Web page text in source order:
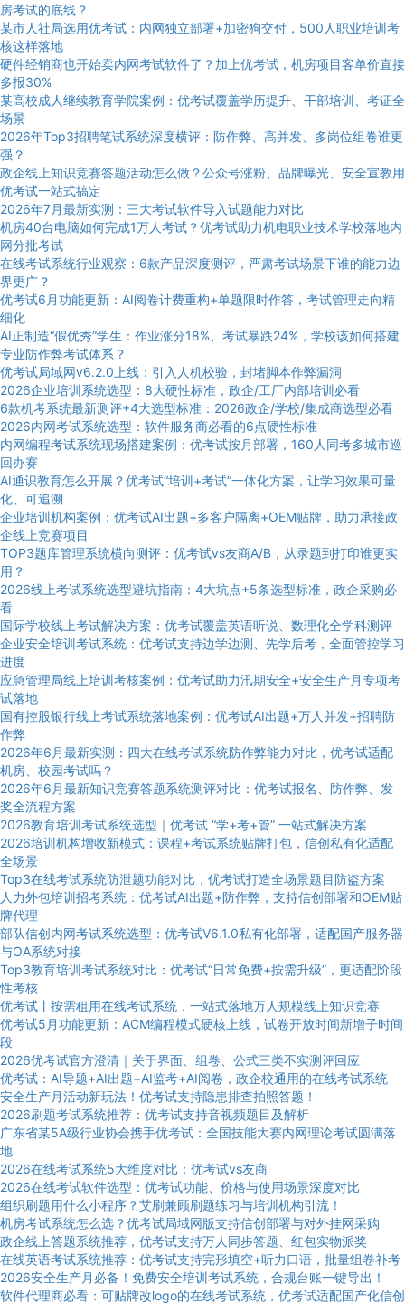
房考试的底线？
某市人社局选用优考试：内网独立部署+加密狗交付，500人职业培训考
核这样落地
硬件经销商也开始卖内网考试软件了？加上优考试，机房项目客单价直接
多报30%
某高校成人继续教育学院案例：优考试覆盖学历提升、干部培训、考证全
场景
2026年Top3招聘笔试系统深度横评：防作弊、高并发、多岗位组卷谁更
强？
政企线上知识竞赛答题活动怎么做？公众号涨粉、品牌曝光、安全宣教用
优考试一站式搞定
2026年7月最新实测：三大考试软件导入试题能力对比
机房40台电脑如何完成1万人考试？优考试助力机电职业技术学校落地内
网分批考试
在线考试系统行业观察：6款产品深度测评，严肃考试场景下谁的能力边
界更广？
优考试6月功能更新：AI阅卷计费重构+单题限时作答，考试管理走向精
细化
AI正制造“假优秀”学生：作业涨分18%、考试暴跌24%，学校该如何搭建
专业防作弊考试体系？
优考试局域网v6.2.0上线：引入人机校验，封堵脚本作弊漏洞
2026企业培训系统选型：8大硬性标准，政企/工厂内部培训必看
6款机考系统最新测评+4大选型标准：2026政企/学校/集成商选型必看
2026内网考试系统选型：软件服务商必看的6点硬性标准
内网编程考试系统现场搭建案例：优考试按月部署，160人同考多城市巡
回办赛
AI通识教育怎么开展？优考试“培训+考试”一体化方案，让学习效果可量
化、可追溯
企业培训机构案例：优考试AI出题+多客户隔离+OEM贴牌，助力承接政
企线上竞赛项目
TOP3题库管理系统横向测评：优考试vs友商A/B，从录题到打印谁更实
用？
2026线上考试系统选型避坑指南：4大坑点+5条选型标准，政企采购必
看
国际学校线上考试解决方案：优考试覆盖英语听说、数理化全学科测评
企业安全培训考试系统：优考试支持边学边测、先学后考，全面管控学习
进度
应急管理局线上培训考核案例：优考试助力汛期安全+安全生产月专项考
试落地
国有控股银行线上考试系统落地案例：优考试AI出题+万人并发+招聘防
作弊
2026年6月最新实测：四大在线考试系统防作弊能力对比，优考试适配
机房、校园考试吗？
2026年6月最新知识竞赛答题系统测评对比：优考试报名、防作弊、发
奖全流程方案
2026教育培训考试系统选型｜优考试 “学+考+管” 一站式解决方案
2026培训机构增收新模式：课程+考试系统贴牌打包，信创私有化适配
全场景
Top3在线考试系统防泄题功能对比，优考试打造全场景题目防盗方案
人力外包培训招考系统：优考试AI出题+防作弊，支持信创部署和OEM贴
牌代理
部队信创内网考试系统选型：优考试V6.1.0私有化部署，适配国产服务器
与OA系统对接
Top3教育培训考试系统对比：优考试“日常免费+按需升级”，更适配阶段
性考核
优考试丨按需租用在线考试系统，一站式落地万人规模线上知识竞赛
优考试5月功能更新：ACM编程模式硬核上线，试卷开放时间新增子时间
段
2026优考试官方澄清｜关于界面、组卷、公式三类不实测评回应
优考试：AI导题+AI出题+AI监考+AI阅卷，政企校通用的在线考试系统
安全生产月活动新玩法！优考试支持隐患排查拍照答题！
2026刷题考试系统推荐：优考试支持音视频题目及解析
广东省某5A级行业协会携手优考试：全国技能大赛内网理论考试圆满落
地
2026在线考试系统5大维度对比：优考试vs友商
2026在线考试软件选型：优考试功能、价格与使用场景深度对比
组织刷题用什么小程序？艾刷兼顾刷题练习与培训机构引流！
机房考试系统怎么选？优考试局域网版支持信创部署与对外挂网采购
政企线上答题系统推荐，优考试支持万人同步答题、红包实物派奖
在线英语考试系统推荐：优考试支持完形填空+听力口语，批量组卷补考
2026安全生产月必备！免费安全培训考试系统，合规台账一键导出！
软件代理商必看：可贴牌改logo的在线考试系统，优考试适配国产化信创